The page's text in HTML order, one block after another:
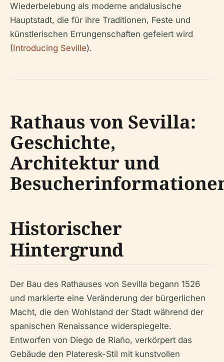
Wiederbelebung als moderne andalusische
Hauptstadt, die für ihre Traditionen, Feste und
künstlerischen Errungenschaften gefeiert wird
(Introducing Seville).
Rathaus von Sevilla:
Geschichte,
Architektur und
Historischer
Hintergrund
Der Bau des Rathauses von Sevilla begann 1526
und markierte eine Veränderung der bürgerlichen
Macht, die den Wohlstand der Stadt während der
spanischen Renaissance widerspiegelte.
Entworfen von Diego de Riaño, verkörpert das
Gebäude den Plateresk-Stil mit kunstvollen